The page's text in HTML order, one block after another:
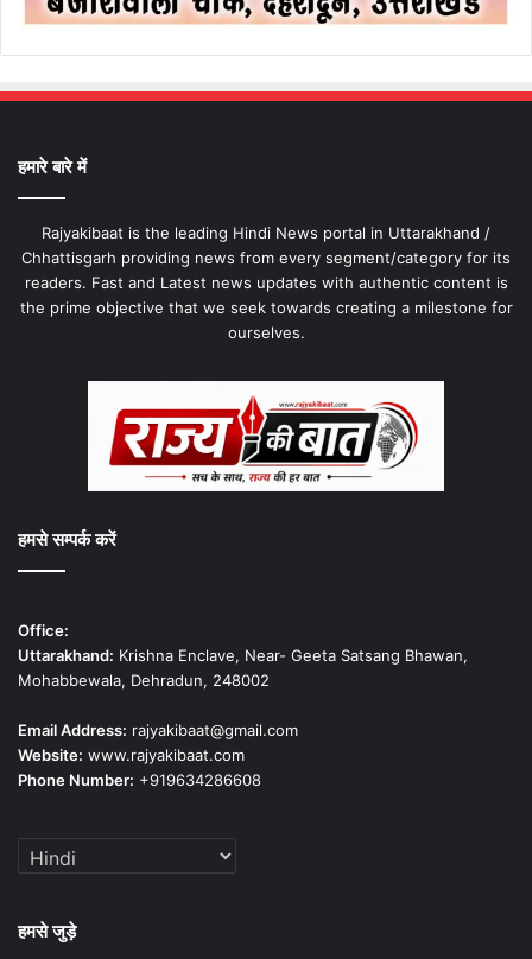
हमारे बारे में
Rajyakibaat is the leading Hindi News portal in Uttarakhand /
Chhattisgarh providing news from every segment/category for its
readers. Fast and Latest news updates with authentic content is
the prime objective that we seek towards creating a milestone for
ourselves.
हमसे सम्पर्क करें
Office:
Uttarakhand: Krishna Enclave, Near- Geeta Satsang Bhawan,
Mohabbewala, Dehradun, 248002
Email Address: rajyakibaat@gmail.com
Website: www.rajyakibaat.com
Phone Number: +919634286608
हमसे जुड़े